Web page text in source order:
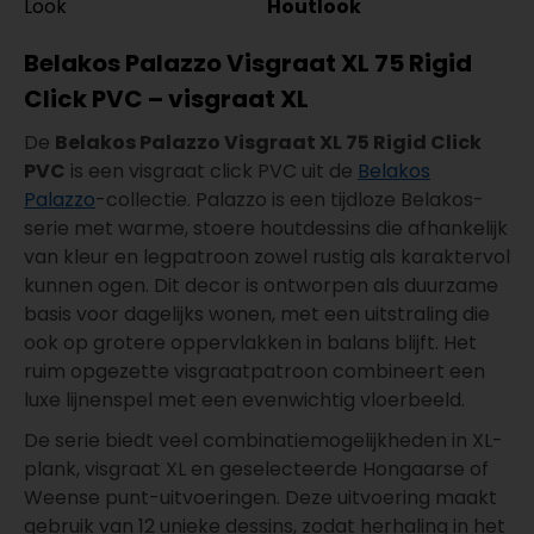
Look
Houtlook
Belakos Palazzo Visgraat XL 75 Rigid
Click PVC – visgraat XL
De Belakos Palazzo Visgraat XL 75 Rigid Click
PVC is een visgraat click PVC uit de Belakos
Palazzo-collectie. Palazzo is een tijdloze Belakos-
serie met warme, stoere houtdessins die afhankelijk
van kleur en legpatroon zowel rustig als karaktervol
kunnen ogen. Dit decor is ontworpen als duurzame
basis voor dagelijks wonen, met een uitstraling die
ook op grotere oppervlakken in balans blijft. Het
ruim opgezette visgraatpatroon combineert een
luxe lijnenspel met een evenwichtig vloerbeeld.
De serie biedt veel combinatiemogelijkheden in XL-
plank, visgraat XL en geselecteerde Hongaarse of
Weense punt-uitvoeringen. Deze uitvoering maakt
gebruik van 12 unieke dessins, zodat herhaling in het